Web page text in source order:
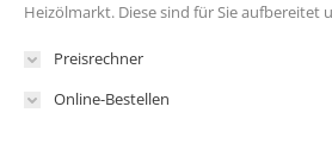
Heizölmarkt. Diese sind für Sie aufbereitet
Preisrechner
Online-Bestellen